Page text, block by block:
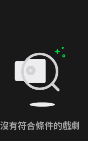
沒有符合條件的戲劇